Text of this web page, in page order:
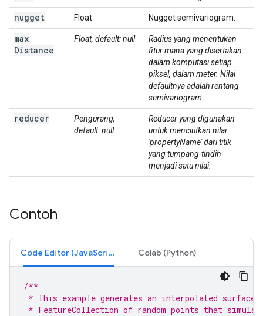
nugget Float Nugget semivariogram.
max
Distance
Float, default: null
Radius yang menentukan
fitur mana yang disertakan
dalam komputasi setiap
piksel, dalam meter. Nilai
defaultnya adalah rentang
semivariogram.
reducer
Pengurang,
default: null
Reducer yang digunakan
untuk menciutkan nilai
'propertyName' dari titik
yang tumpang-tindih
menjadi satu nilai.
Contoh
Code Editor (JavaScript) Colab (Python)
/**
* This example generates an interpolated
* FeatureCollection of random points that